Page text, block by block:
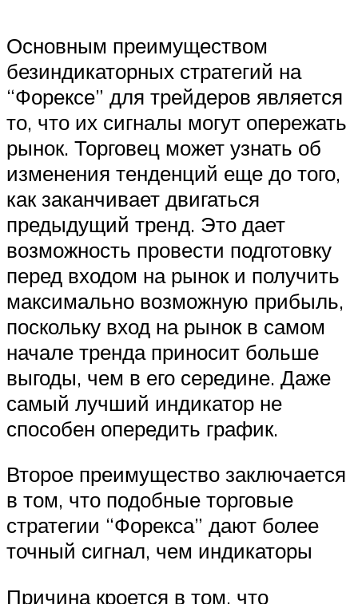
Основным преимуществом
безиндикаторных стратегий на
“Форексе” для трейдеров является
то, что их сигналы могут опережать
рынок. Торговец может узнать об
изменения тенденций еще до того,
как заканчивает двигаться
предыдущий тренд. Это дает
возможность провести подготовку
перед входом на рынок и получить
максимально возможную прибыль,
поскольку вход на рынок в самом
начале тренда приносит больше
выгоды, чем в его середине. Даже
самый лучший индикатор не
способен опередить график.
Второе преимущество заключается
в том, что подобные торговые
стратегии “Форекса” дают более
точный сигнал, чем индикаторы
Причина кроется в том, что